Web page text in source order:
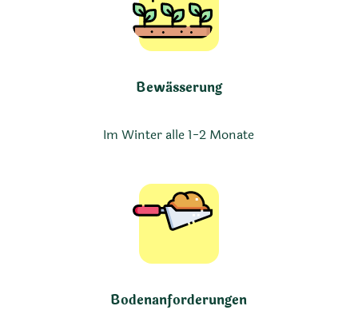
Bewässerung
Im Winter alle 1-2 Monate
Bodenanforderungen